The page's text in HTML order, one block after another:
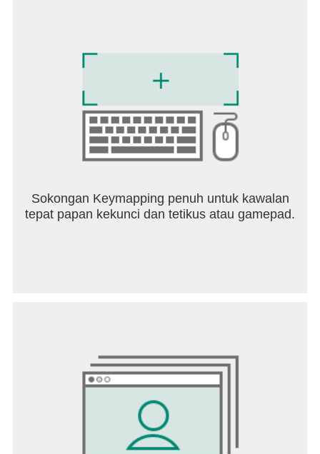
Sokongan Keymapping penuh untuk kawalan
tepat papan kekunci dan tetikus atau gamepad.